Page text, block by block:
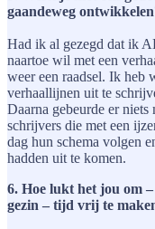
gaandeweg
Had ik al gezegd dat ik
naartoe wil met een
weer een raadsel. Ik heb
verhaallijnen uit te
Daarna gebeurde er
schrijvers die met een
dag hun schema volgen
hadden uit te komen.
6. Hoe lukt het jou om
gezin – tijd vrij te